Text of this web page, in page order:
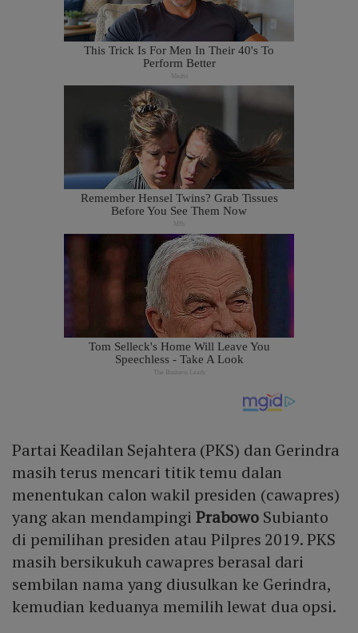
Partai Keadilan Sejahtera (PKS) dan Gerindra
masih terus mencari titik temu dalan
menentukan calon wakil presiden (cawapres)
yang akan mendampingi Prabowo Subianto
di pemilihan presiden atau Pilpres 2019. PKS
masih bersikukuh cawapres berasal dari
sembilan nama yang diusulkan ke Gerindra,
kemudian keduanya memilih lewat dua opsi.